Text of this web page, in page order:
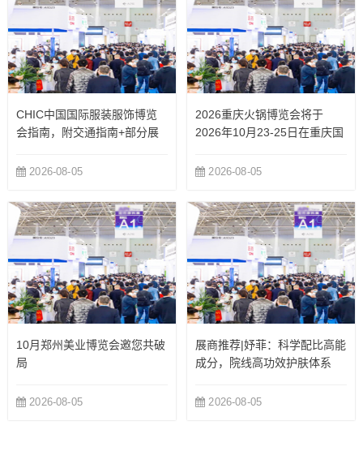
CHIC中国国际服装服饰博览
会指南，附交通指南+部分展
2026-08-05
2026重庆火锅博览会将于
2026年10月23-25日在重庆国
2026-08-05
10月郑州美业博览会邀您共破
局
2026-08-05
展商推荐|妤菲：科学配比高能
成分，院线高功效护肤体系
2026-08-05